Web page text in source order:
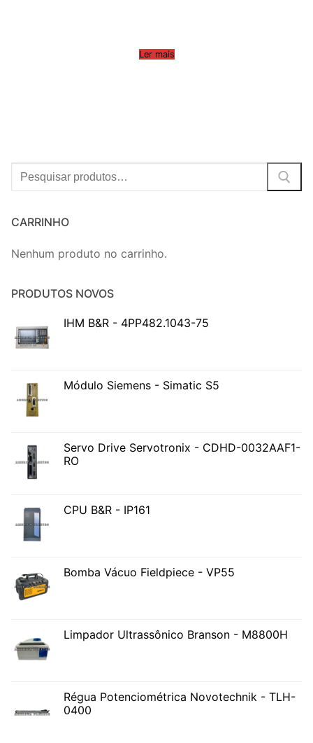
Ler mais
Procurar:
CARRINHO
Nenhum produto no carrinho.
PRODUTOS NOVOS
IHM B&R - 4PP482.1043-75
Módulo Siemens - Simatic S5
Servo Drive Servotronix - CDHD-0032AAF1-
RO
CPU B&R - IP161
Bomba Vácuo Fieldpiece - VP55
Limpador Ultrassônico Branson - M8800H
Régua Potenciométrica Novotechnik - TLH-
0400